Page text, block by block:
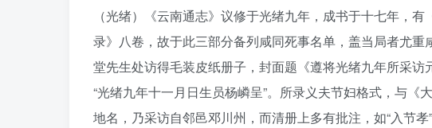
（光绪）《云南通志》议修于光绪九年，成书于十七年，
录》八卷，故于此三部分备列咸同死事名单，盖当局者尤
堂先生处访得毛装皮纸册子，封面题《遵将光绪九年所采
“光绪九年十一月日生员杨嶙呈”。所录义夫节妇格式，与《
地名，乃采访自邻邑邓川州，而清册上多有批注，如“入节孝